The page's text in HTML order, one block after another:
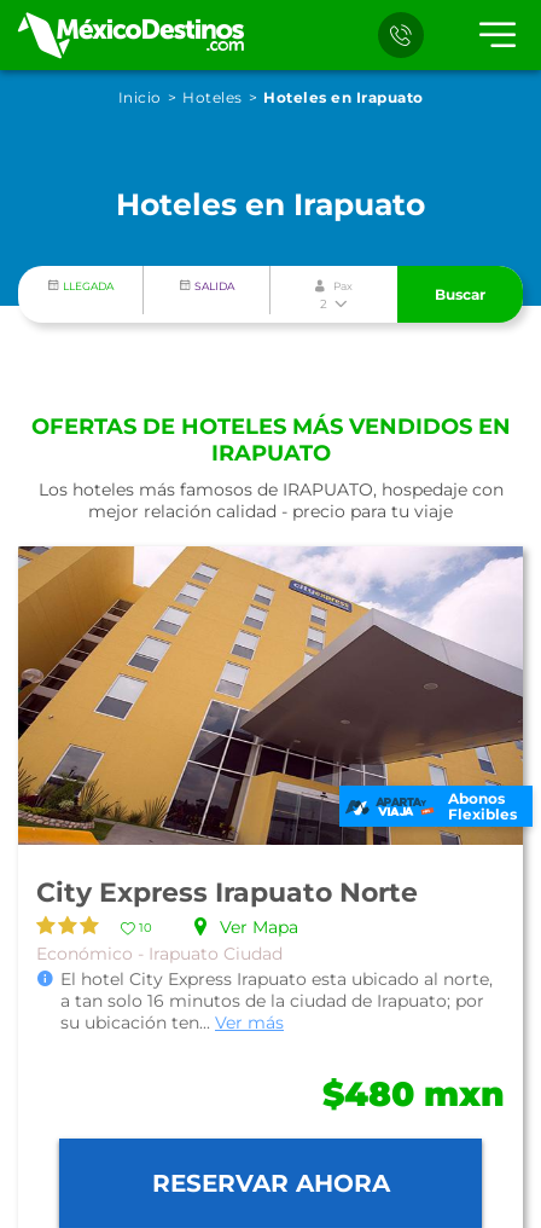
Inicio Hoteles Hoteles en Irapuato
Hoteles en Irapuato
LLEGADA SALIDA Pax
2
Buscar
OFERTAS DE HOTELES MÁS VENDIDOS EN
IRAPUATO
Los hoteles más famosos de IRAPUATO, hospedaje con
mejor relación calidad - precio para tu viaje
Abonos
Flexibles
City Express Irapuato Norte
10
Ver Mapa
Económico - Irapuato Ciudad
El hotel City Express Irapuato esta ubicado al norte,
a tan solo 16 minutos de la ciudad de Irapuato; por
su ubicación ten... Ver más
$480 mxn
RESERVAR AHORA